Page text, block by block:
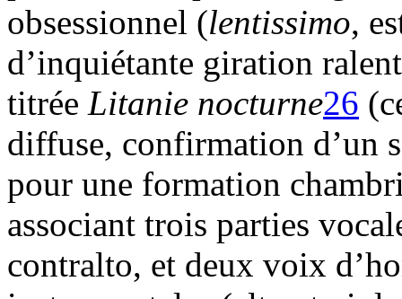
obsessionnel (lentissimo,
d’inquiétante giration
titrée Litanie nocturne26
diffuse, confirmation d’un
pour une formation
associant trois parties
contralto, et deux voix